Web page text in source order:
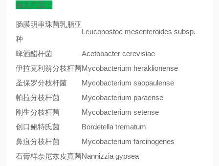
相关产品：
肠膜明串珠菌乳脂亚
种
Leuconostoc mesenteroides subsp.
啤酒醋杆菌
Acetobacter cerevisiae
伊拉克利翁分枝杆菌Mycobacterium heraklionense
圣保罗分枝杆菌
Mycobacterium saopaulense
帕拉分枝杆菌
Mycobacterium paraense
刚生分枝杆菌
Mycobacterium setense
创口鲍特氏菌
Bordetella trematum
鼻疽分枝杆菌
Mycobacterium farcinogenes
石膏样奈尼兹皮真菌Nannizzia gypsea